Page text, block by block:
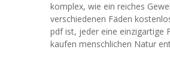
komplex, wie ein reiches
verschiedenen Fäden
pdf ist, jeder eine einzigartige
kaufen menschlichen Natur